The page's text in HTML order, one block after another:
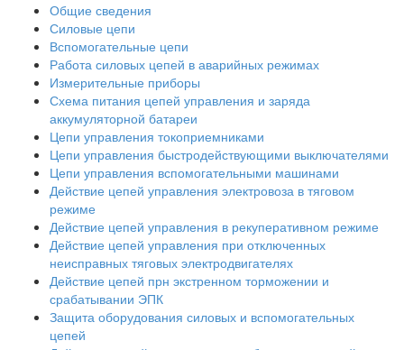
Общие сведения
Силовые цепи
Вспомогательные цепи
Работа силовых цепей в аварийных режимах
Измерительные приборы
Схема питания цепей управления и заряда
аккумуляторной батареи
Цепи управления токоприемниками
Цепи управления быстродействующими выключателями
Цепи управления вспомогательными машинами
Действие цепей управления электровоза в тяговом
режиме
Действие цепей управления в рекуперативном режиме
Действие цепей управления при отключенных
неисправных тяговых электродвигателях
Действие цепей прн экстренном торможении и
срабатывании ЭПК
Защита оборудования силовых и вспомогательных
цепей